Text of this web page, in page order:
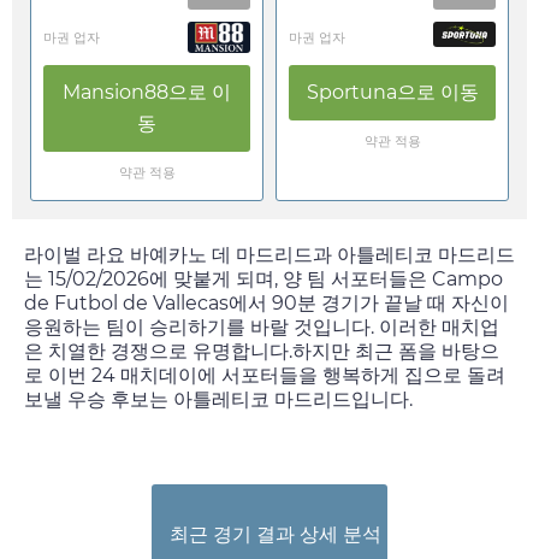
마권 업자
Mansion88으로 이
동
약관 적용
마권 업자
Sportuna으로 이동
약관 적용
라이벌 라요 바예카노 데 마드리드과 아틀레티코 마드리드
는 15/02/2026에 맞붙게 되며, 양 팀 서포터들은 Campo
de Futbol de Vallecas에서 90분 경기가 끝날 때 자신이
응원하는 팀이 승리하기를 바랄 것입니다. 이러한 매치업
은 치열한 경쟁으로 유명합니다.하지만 최근 폼을 바탕으
로 이번 24 매치데이에 서포터들을 행복하게 집으로 돌려
보낼 우승 후보는 아틀레티코 마드리드입니다.
최근 경기 결과 상세 분석